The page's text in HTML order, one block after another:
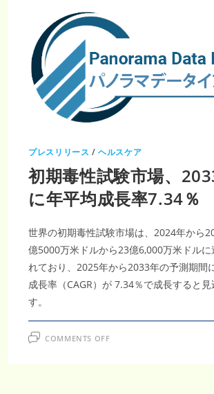
市
場
調
レ
ポ
ー
ト
｜
2035
年
1,097
米
ル・
CAGR11.1％、
次
世
代
全
性
評
価
が
加
速
プレスリリース /ヘルスケア
初期毒性試験市場、
に年平均成長率7.34％
世界の初期毒性試験市場は、2024年から
億5000万米ドルから23億6,000万米ドルに
れており、2025年から2033年の予測期間
成長率（CAGR）が 7.34％で成長すると見
す。
COMMENTS OFFON